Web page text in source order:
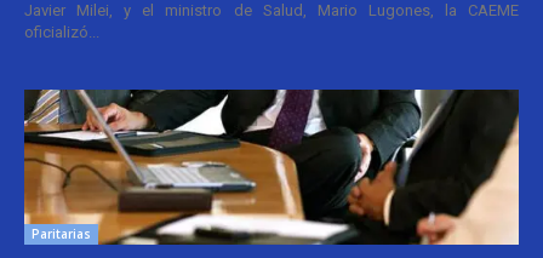
Javier Milei, y el ministro de Salud, Mario Lugones, la CAEME
oficializó...
Paritarias